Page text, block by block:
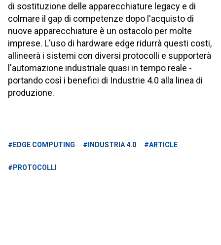
di sostituzione delle apparecchiature legacy e di
colmare il gap di competenze dopo l'acquisto di
nuove apparecchiature è un ostacolo per molte
imprese. L'uso di hardware edge ridurrà questi costi,
allineerà i sistemi con diversi protocolli e supporterà
l'automazione industriale quasi in tempo reale -
portando così i benefici di Industrie 4.0 alla linea di
produzione.
#EDGE COMPUTING #INDUSTRIA 4.0 #ARTICLE
#PROTOCOLLI